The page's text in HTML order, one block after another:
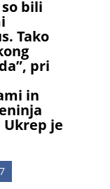
bili
Tako
pri
in
je